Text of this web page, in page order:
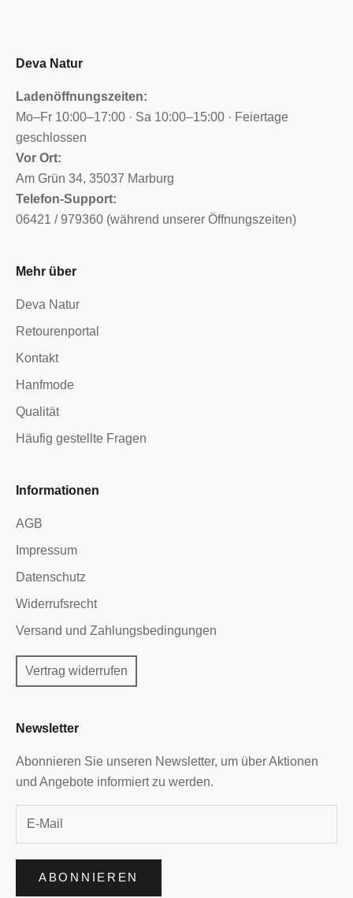
Deva Natur
Ladenöffnungszeiten:
Mo–Fr 10:00–17:00 · Sa 10:00–15:00 · Feiertage
geschlossen
Vor Ort:
Am Grün 34, 35037 Marburg
Telefon-Support:
06421 / 979360 (während unserer Öffnungszeiten)
Mehr über
Deva Natur
Retourenportal
Kontakt
Hanfmode
Qualität
Häufig gestellte Fragen
Informationen
AGB
Impressum
Datenschutz
Widerrufsrecht
Versand und Zahlungsbedingungen
Vertrag widerrufen
Newsletter
Abonnieren Sie unseren Newsletter, um über Aktionen
und Angebote informiert zu werden.
ABONNIEREN